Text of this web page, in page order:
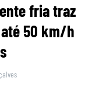
fria traz
50 km/h